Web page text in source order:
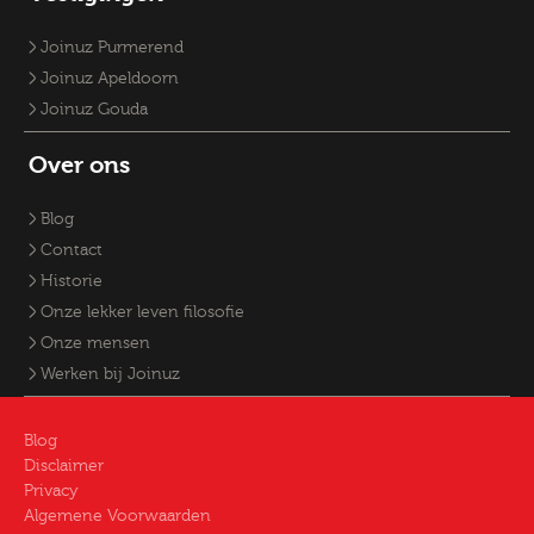
Joinuz Purmerend
Joinuz Apeldoorn
Joinuz Gouda
Over ons
Blog
Contact
Historie
Onze lekker leven filosofie
Onze mensen
Werken bij Joinuz
Blog
Disclaimer
Privacy
Algemene Voorwaarden